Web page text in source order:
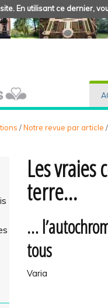
En utilisant ce dernier,
/Notre revue par article /
Les
terre…
…
tous
Varia